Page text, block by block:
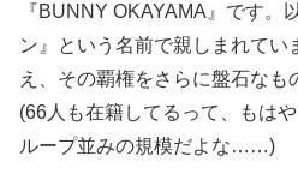
『BUNNY OKAYAMA』です。
ン』という名前で親しまれてい
え、その覇権をさらに盤石なも
(66人も在籍してるって、もは
ループ並みの規模だよな……)